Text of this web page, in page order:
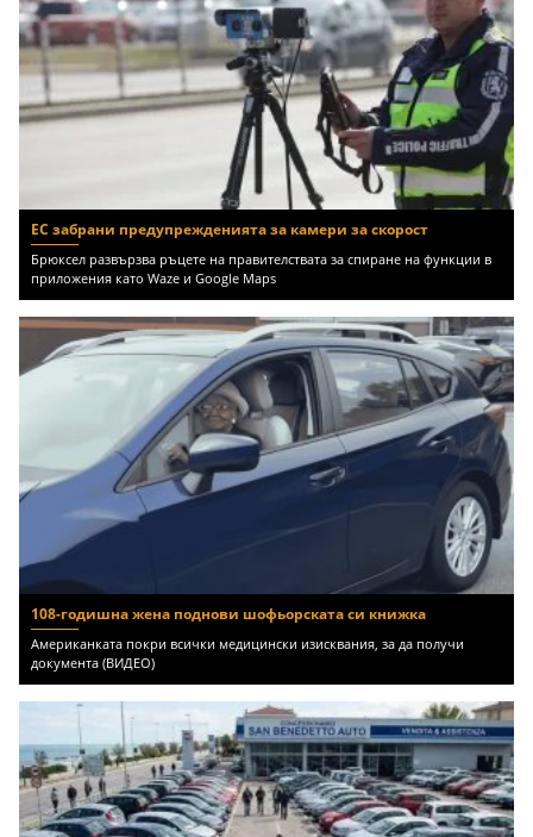
ЕС забрани предупрежденията за камери за скорост
Брюксел развързва ръцете на правителствата за спиране на функции в
приложения като Waze и Google Maps
108-годишна жена поднови шофьорската си книжка
Американката покри всички медицински изисквания, за да получи
документа (ВИДЕО)